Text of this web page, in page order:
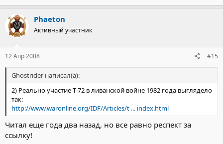
Phaeton
Активный участник
12 Апр 2008 #15
Ghostrider написал(а):
2) Реально участие Т-72 в ливанской войне 1982 года выглядело
так:
http://www.waronline.org/IDF/Articles/t ... index.html
Читал еще года два назад, но все равно респект за
ссылку!